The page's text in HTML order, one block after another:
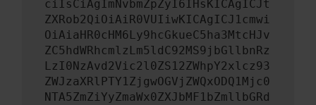
ciIsCiAgImNvbmZpZyI6IHsKICAgICJt
ZXRob2QiOiAiR0VUIiwKICAgICJ1cmwi
OiAiaHR0cHM6Ly9hcGkueC5ha3MtcHJv
ZC5hdWRhcmlzLm5ldC92MS9jbGllbnRz
LzI0NzAvd2Vic2l0ZS12ZWhpY2xlcz93
ZWJzaXRlPTY1ZjgwOGVjZWQxODQ1Mjc0
NTA5ZmZiYyZmaWx0ZXJbMF1bZmllbGRd